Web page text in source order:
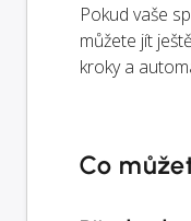
Pokud vaše
můžete jít
kroky a
Co